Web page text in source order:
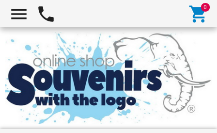
  